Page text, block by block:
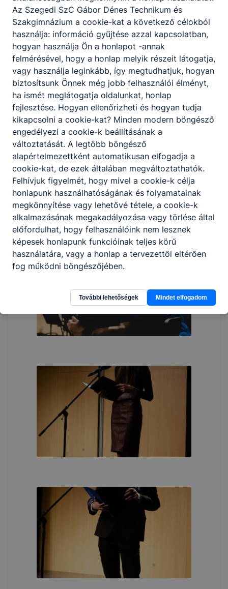
Az Szegedi SzC Gábor Dénes Technikum és
Szakgimnázium a cookie-kat a következő célokból
használja: információ gyűjtése azzal kapcsolatban,
hogyan használja Ön a honlapot -annak
felmérésével, hogy a honlap melyik részeit látogatja,
vagy használja leginkább, így megtudhatjuk, hogyan
biztosítsunk Önnek még jobb felhasználói élményt,
ha ismét meglátogatja oldalunkat, honlap
fejlesztése. Hogyan ellenőrizheti és hogyan tudja
kikapcsolni a cookie-kat? Minden modern böngésző
engedélyezi a cookie-k beállításának a
változtatását. A legtöbb böngésző
alapértelmezettként automatikusan elfogadja a
cookie-kat, de ezek általában megváltoztathatók.
Felhívjuk figyelmét, hogy mivel a cookie-k célja
honlapunk használhatóságának és folyamatainak
megkönnyítése vagy lehetővé tétele, a cookie-k
alkalmazásának megakadályozása vagy törlése által
előfordulhat, hogy felhasználóink nem lesznek
képesek honlapunk funkcióinak teljes körű
használatára, vagy a honlap a tervezettől eltérően
fog működni böngészőjében.
További lehetőségek Mindet elfogadom